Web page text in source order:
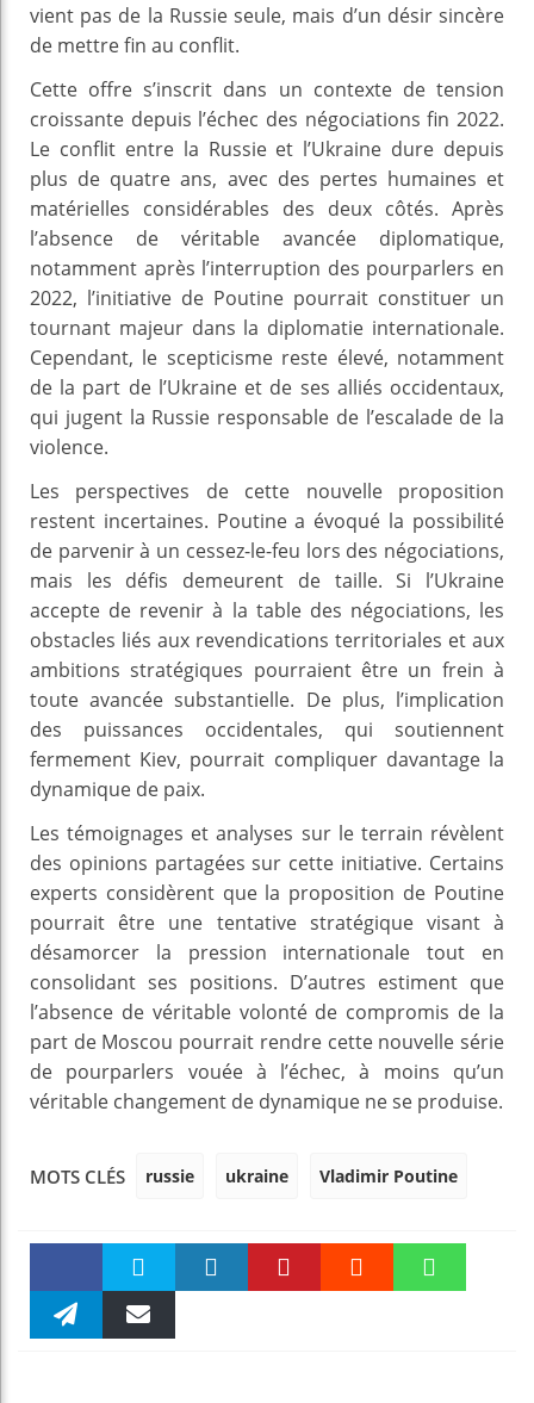
vient pas de la Russie seule, mais d’un désir sincère
de mettre fin au conflit.
Cette offre s’inscrit dans un contexte de tension
croissante depuis l’échec des négociations fin 2022.
Le conflit entre la Russie et l’Ukraine dure depuis
plus de quatre ans, avec des pertes humaines et
matérielles considérables des deux côtés. Après
l’absence de véritable avancée diplomatique,
notamment après l’interruption des pourparlers en
2022, l’initiative de Poutine pourrait constituer un
tournant majeur dans la diplomatie internationale.
Cependant, le scepticisme reste élevé, notamment
de la part de l’Ukraine et de ses alliés occidentaux,
qui jugent la Russie responsable de l’escalade de la
violence.
Les perspectives de cette nouvelle proposition
restent incertaines. Poutine a évoqué la possibilité
de parvenir à un cessez-le-feu lors des négociations,
mais les défis demeurent de taille. Si l’Ukraine
accepte de revenir à la table des négociations, les
obstacles liés aux revendications territoriales et aux
ambitions stratégiques pourraient être un frein à
toute avancée substantielle. De plus, l’implication
des puissances occidentales, qui soutiennent
fermement Kiev, pourrait compliquer davantage la
dynamique de paix.
Les témoignages et analyses sur le terrain révèlent
des opinions partagées sur cette initiative. Certains
experts considèrent que la proposition de Poutine
pourrait être une tentative stratégique visant à
désamorcer la pression internationale tout en
consolidant ses positions. D’autres estiment que
l’absence de véritable volonté de compromis de la
part de Moscou pourrait rendre cette nouvelle série
de pourparlers vouée à l’échec, à moins qu’un
véritable changement de dynamique ne se produise.
MOTS CLÉS russie ukraine Vladimir Poutine
Faceboo Twitter